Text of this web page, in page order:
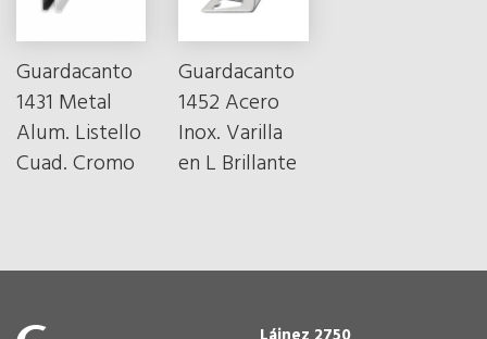
Guardacanto
1431 Metal
Alum. Listello
Cuad. Cromo
Guardacanto
1452 Acero
Inox. Varilla
en L Brillante